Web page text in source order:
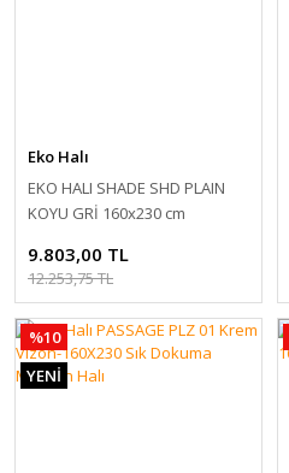
Eko Halı
EKO HALI SHADE SHD PLAIN
KOYU GRİ 160x230 cm
9.803,00 TL
12.253,75 TL
%10
YENİ